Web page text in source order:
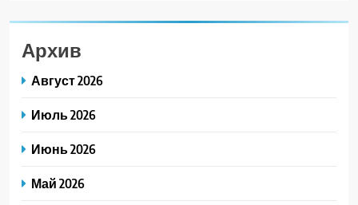
Архив
Август 2026
Июль 2026
Июнь 2026
Май 2026